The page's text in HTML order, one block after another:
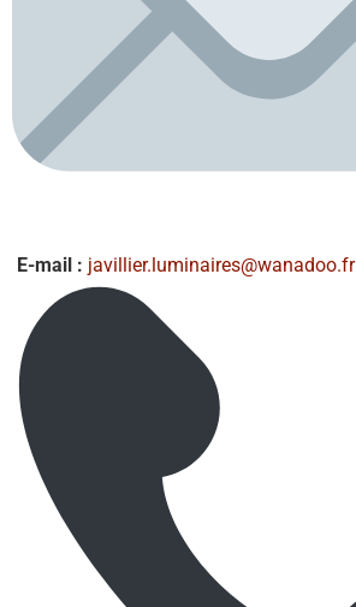
E-mail : javillier.luminaires@wanadoo.fr